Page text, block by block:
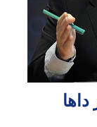
داها